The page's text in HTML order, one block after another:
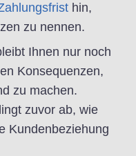
hin,
zu nennen.
Ihnen nur noch
Konsequenzen,
zu machen.
zuvor ab, wie
Kundenbeziehung